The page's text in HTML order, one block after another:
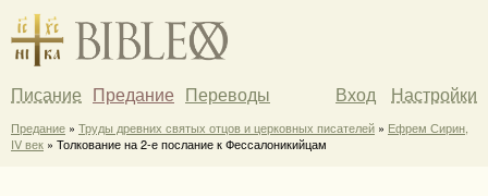
Писание Предание Переводы Вход Настройки
Предание » Труды древних святых отцов и церковных писателей » Ефрем Сирин,
IV век » Толкование на 2-е послание к Фессалоникийцам